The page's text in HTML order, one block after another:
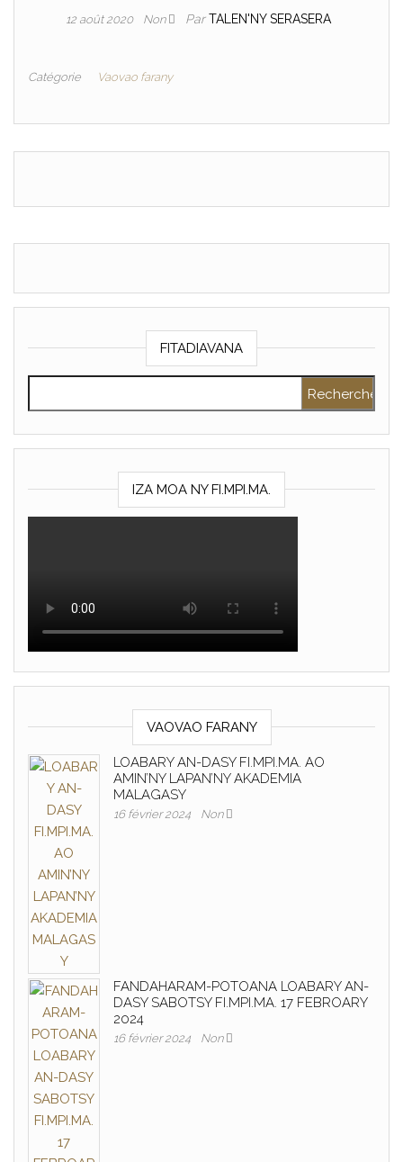
12 août 2020 Non ParTALEN'NY SERASERA
Catégorie Vaovao farany
FITADIAVANA
IZA MOA NY FI.MPI.MA.
VAOVAO FARANY
LOABARY AN-DASY FI.MPI.MA. AO
AMIN’NY LAPAN’NY AKADEMIA
MALAGASY
16 février 2024 Non
FANDAHARAM-POTOANA LOABARY AN-
DASY SABOTSY FI.MPI.MA. 17 FEBROARY
2024
16 février 2024 Non